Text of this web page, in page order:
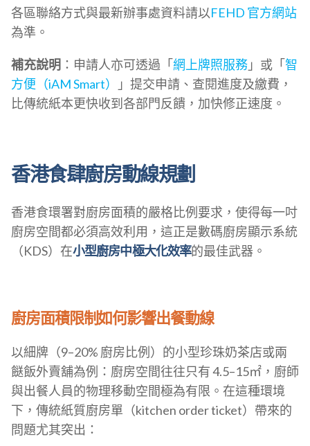
各區聯絡方式與最新辦事處資料請以FEHD 官方網站
為準。
補充說明 ：申請人亦可透過「網上牌照服務 」或「智
方便（iAM Smart）
」提交申請、查閱進度及繳費，
比傳統紙本更快收到各部門反饋，加快修正速度。
香港食肆廚房動線規劃
香港食環署對廚房面積的嚴格比例要求，使得每一吋
廚房空間都必須高效利用，這正是數碼廚房顯示系統
（KDS）在小型廚房中極大化效率的最佳武器。
廚房面積限制如何影響出餐動線
以細牌（9–20% 廚房比例）的小型珍珠奶茶店或兩
餸飯外賣舖為例：廚房空間往往只有 4.5–15㎡，廚師
與出餐人員的物理移動空間極為有限。在這種環境
下，傳統紙質廚房單（kitchen order ticket）帶來的
問題尤其突出：